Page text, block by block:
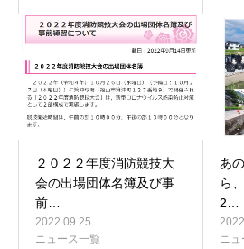
２０２２年度消防競技大
会の出場団体名簿及び事
前…
2022.09.25
ニュース一覧
あ
ら
2…
ニ